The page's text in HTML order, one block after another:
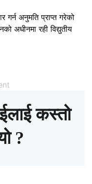
गर्न अनुमति प्राप्त गरेको
अधीनमा रही विद्युतीय
कस्तो
?